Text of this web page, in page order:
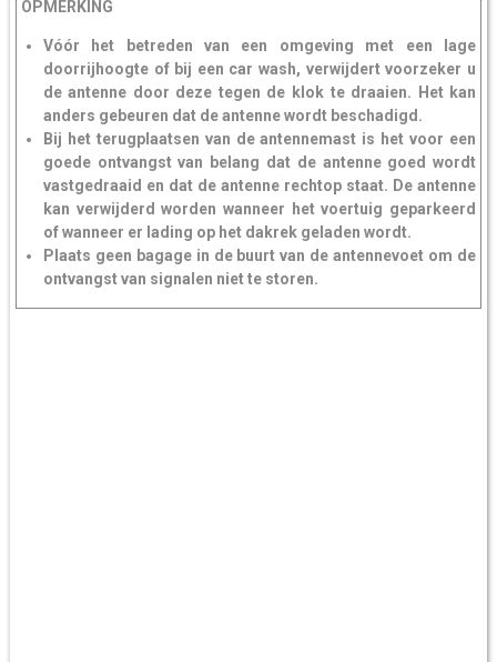
OPMERKING
Vóór het betreden van een omgeving met een lage
doorrijhoogte of bij een car wash, verwijdert voorzeker u
de antenne door deze tegen de klok te draaien. Het kan
anders gebeuren dat de antenne wordt beschadigd.
Bij het terugplaatsen van de antennemast is het voor een
goede ontvangst van belang dat de antenne goed wordt
vastgedraaid en dat de antenne rechtop staat. De antenne
kan verwijderd worden wanneer het voertuig geparkeerd
of wanneer er lading op het dakrek geladen wordt.
Plaats geen bagage in de buurt van de antennevoet om de
ontvangst van signalen niet te storen.